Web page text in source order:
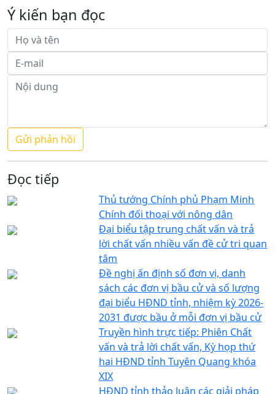
Ý kiến bạn đọc
Đọc tiếp
Thủ tướng Chính phủ Phạm Minh
Chính đối thoại với nông dân
Đại biểu tập trung chất vấn và trả
lời chất vấn nhiều vấn đề cử tri quan
tâm
Đề nghị ấn định số đơn vị, danh
sách các đơn vị bầu cử và số lượng
đại biểu HĐND tỉnh, nhiệm kỳ 2026-
2031 được bầu ở mỗi đơn vị bầu cử
Truyền hình trực tiếp: Phiên Chất
vấn và trả lời chất vấn, Kỳ họp thứ
hai HĐND tỉnh Tuyên Quang khóa
XIX
HĐND tỉnh thảo luận các giải pháp